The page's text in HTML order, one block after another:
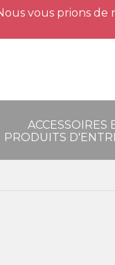
vous prions
ACCESSOIRES
PRODUITS